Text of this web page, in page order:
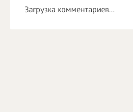
Загрузка комментариев...